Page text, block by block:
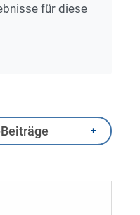
für diese